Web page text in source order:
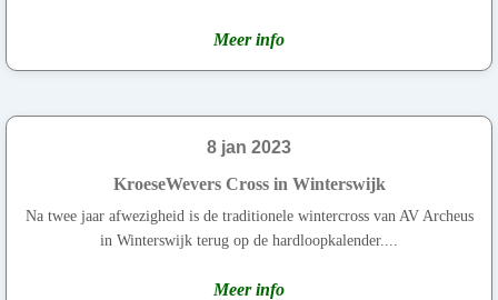
Meer info
8 jan 2023
KroeseWevers Cross in Winterswijk
Na twee jaar afwezigheid is de traditionele wintercross van AV Archeus
in Winterswijk terug op de hardloopkalender....
Meer info